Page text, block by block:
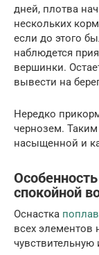
дней, плотва
нескольких
если до этого
наблюдется
вершинки.
вывести на
Нередко
чернозем.
насыщенной и
спокойной
Оснастка
всех элементов